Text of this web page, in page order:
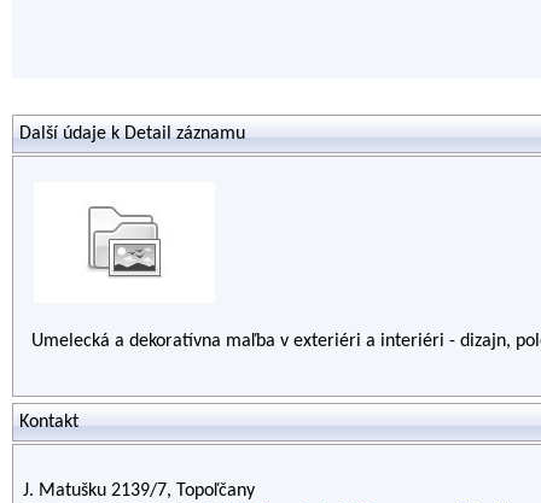
Další údaje k Detail záznamu
Umelecká a dekoratívna maľba v exteriéri a interiéri - dizajn,
Kontakt
J. Matušku 2139/7, Topoľčany